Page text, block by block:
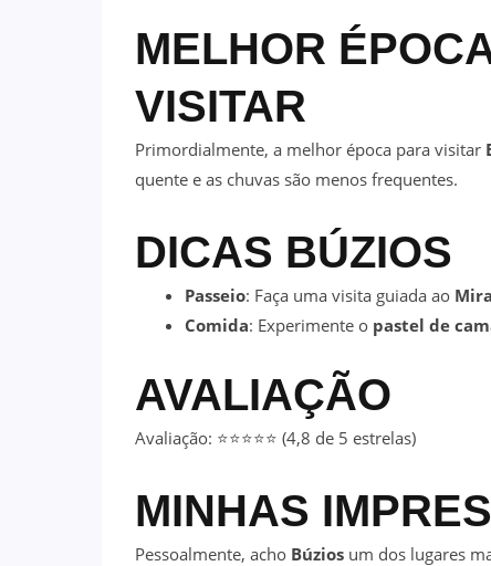
MELHOR
VISITAR
Primordialmente, a melhor época para visitar
quente e as chuvas são menos frequentes.
DICAS BÚZIOS
Passeio: Faça uma visita guiada ao
Comida: Experimente o pastel de
AVALIAÇÃO
Avaliação: ⭐⭐⭐⭐⭐ (4,8 de 5 estrelas)
MINHAS
Pessoalmente, acho Búzios um dos lugares